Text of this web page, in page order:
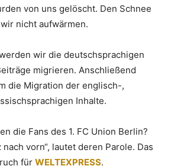
von uns gelöscht. Den Schnee
nicht aufwärmen.
wir die deutschsprachigen
migrieren. Anschließend
die Migration der englisch-,
Inhalte.
die Fans des 1. FC Union Berlin?
vorn“, lautet deren Parole. Das
für WELTEXPRESS.